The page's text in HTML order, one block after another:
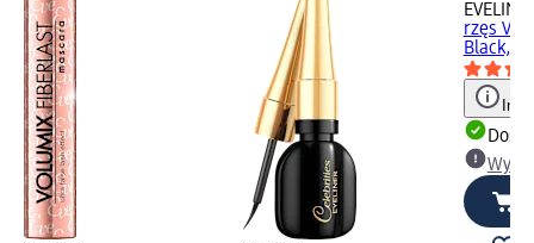
EVELINE
rzęs
Black,